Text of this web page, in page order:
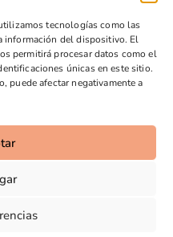
tecnologías como las
información del dispositivo. El
permitirá procesar datos como el
únicas en este sitio.
puede afectar negativamente a
Síguenos
Instagra